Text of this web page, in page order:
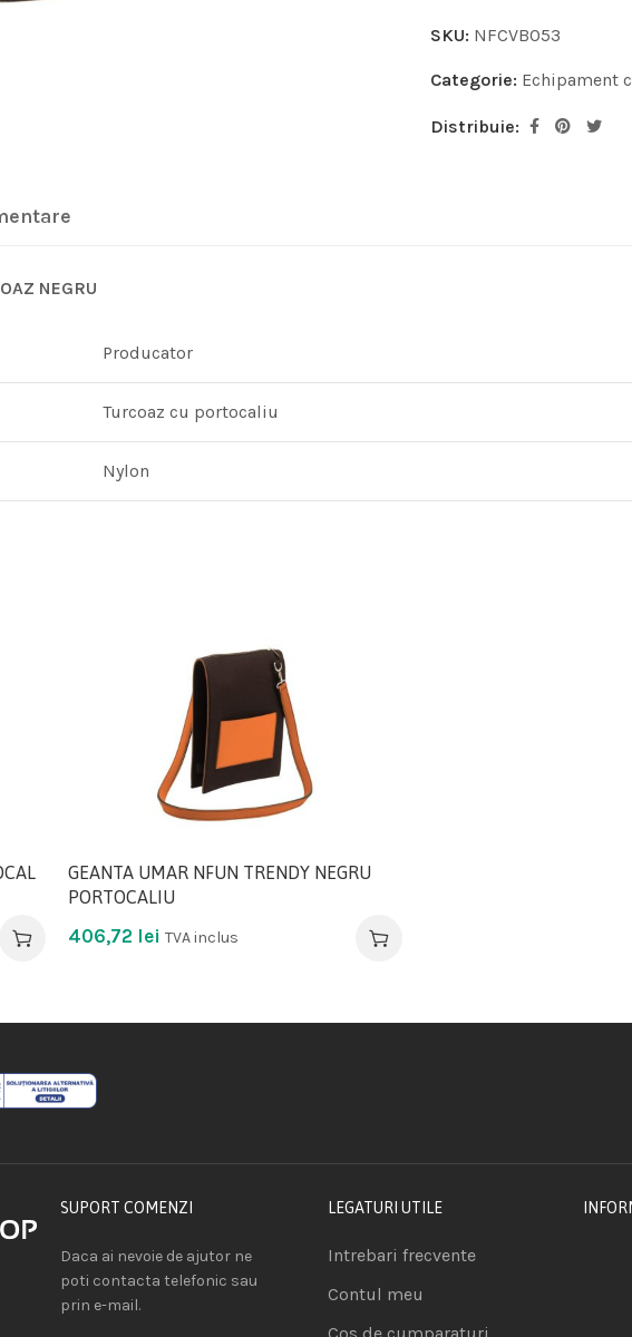
SKU: NFCVB053
Categorie: Echipament
Distribuie:
NEGRU
Producator
Turcoaz cu portocaliu
Nylon
GEANTA UMAR NFUN TRENDY NEGRU
PORTOCALIU
406,72 lei TVA inclus
SUPORT COMENZI
Daca ai nevoie de ajutor ne
poti contacta telefonic sau
prin e-mail.
LEGATURI UTILE
Intrebari frecvente
Contul meu
Cos de cumparaturi